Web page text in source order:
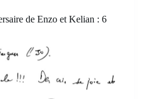
de Enzo et Kelian : 6